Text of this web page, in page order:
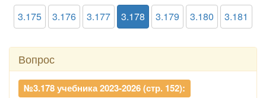
3.175 3.176 3.177 3.178 3.179 3.180 3.181
Вопрос
№3.178 учебника 2023-2026 (стр. 152):